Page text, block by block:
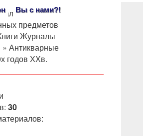
Вы с нами?!
предметов
Журналы
» Антикварные
годов ХХв.
: 30
: